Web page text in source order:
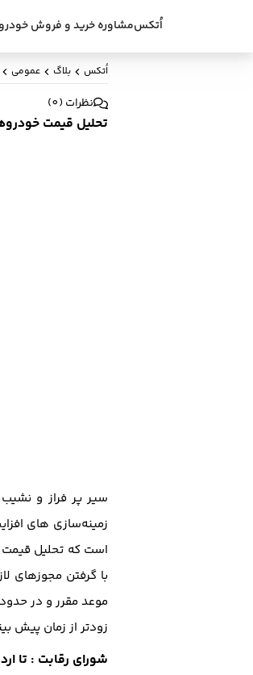
اُتکسمشاوره خرید و فروش خودرو
اُتکس بلاگ عمومی
نظرات (
0
)
تحلیل قیمت
سیر پر فراز و
زمینه‌سازی های
است که تحلیل
با گرفتن مجوزهای
موعد مقرر و در حدود
زودتر از زمان پیش
شورای رقابت : تا